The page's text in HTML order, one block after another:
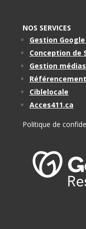
NOS SERVICES
Gestion
Conception de
Gestion
Référencement
Ciblelocale
Acces411.ca
Politique de